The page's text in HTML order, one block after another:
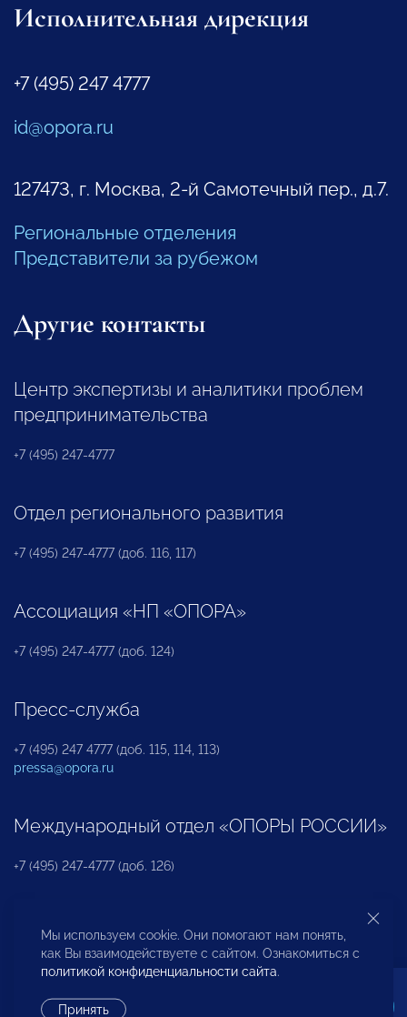
Исполнительная дирекция
+7 (495) 247 4777
id@opora.ru
127473, г. Москва, 2-й Самотечный пер., д.7.
Региональные отделения
Представители за рубежом
Другие контакты
Центр экспертизы и аналитики проблем
предпринимательства
+7 (495) 247-4777
Отдел регионального развития
+7 (495) 247-4777 (доб. 116, 117)
Ассоциация «НП «ОПОРА»
+7 (495) 247-4777 (доб. 124)
Пресс-служба
+7 (495) 247 4777 (доб. 115, 114, 113)
pressa@opora.ru
Международный отдел «ОПОРЫ РОССИИ»
+7 (495) 247-4777 (доб. 126)
Бюро по защите прав предпринимателей и
инвесторов
Мы используем cookie. Они помогают нам понять,
как Вы взаимодействуете с сайтом. Ознакомиться с
политикой конфиденциальности сайта.
Принять